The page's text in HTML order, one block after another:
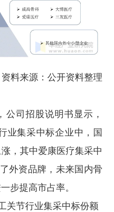
资料来源：公开资料整理
公司招股说明书显示，
业集采中标企业中，国
，其中爱康医疗集采中
外资品牌，未来国内骨
步提高市占率。
关节行业集采中标份额